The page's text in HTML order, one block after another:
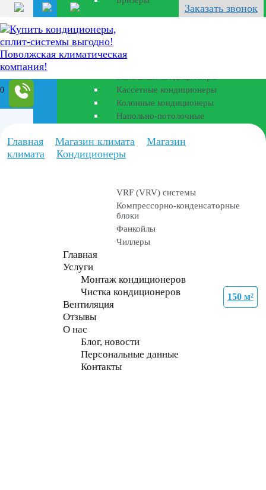
Перейти
содержанию
Заказать звонок
0
Полупромышленные
кондиционеры
Кассетные кондиционеры
Колонные кондиционеры
Напольно-потолочные
Промышленные
установки
VRF (VRV) системы
Компрессорно-конденсаторные
блоки
Фанкойлы
Чиллеры
Главная
Услуги
Монтаж кондиционеров
Чистка кондиционеров
Вентиляция
Отзывы
О нас
Блог, новости
Персональные данные
Контакты
Главная Магазин климата
Магазин
климата
Кондиционеры
70 м²
27 м²
70 м²
35 м²
70 м²
70 м²
70 м²
150 м²